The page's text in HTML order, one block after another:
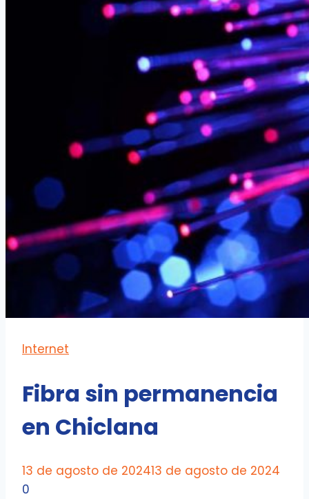
Internet
Fibra sin permanencia
en Chiclana
13 de agosto de 202413 de agosto de 2024
0